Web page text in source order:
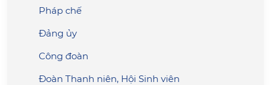
Pháp chế
Đảng ủy
Công đoàn
Đoàn Thanh niên, Hội Sinh viên